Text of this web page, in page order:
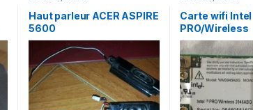
Haut parleur ACER ASPIRE
5600
Carte wifi Intel
PRO/Wireless
WM3945ABG